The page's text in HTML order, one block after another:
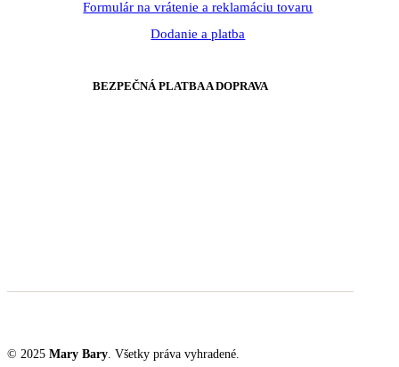
Formulár na vrátenie a reklamáciu tovaru
Dodanie a platba
BEZPEČNÁ PLATBA A DOPRAVA
© 2025 Mary Bary. Všetky práva vyhradené.